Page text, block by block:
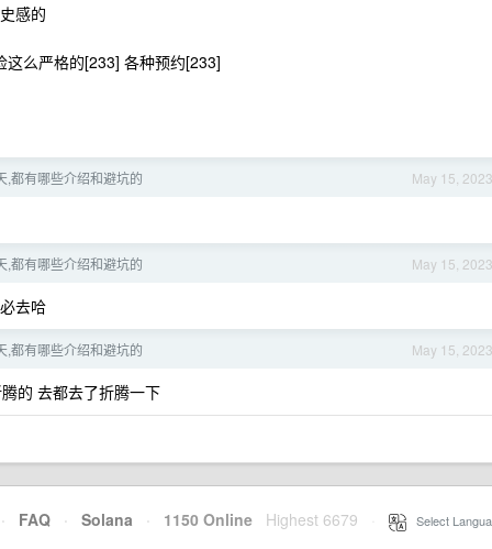
感的
么严格的[233] 各种预约[233]
May 15, 2023
,都有哪些介绍和避坑的
May 15, 2023
,都有哪些介绍和避坑的
去哈
May 15, 2023
,都有哪些介绍和避坑的
的 去都去了折腾一下
· FAQ · Solana · 1150 Online Highest 6679 Select